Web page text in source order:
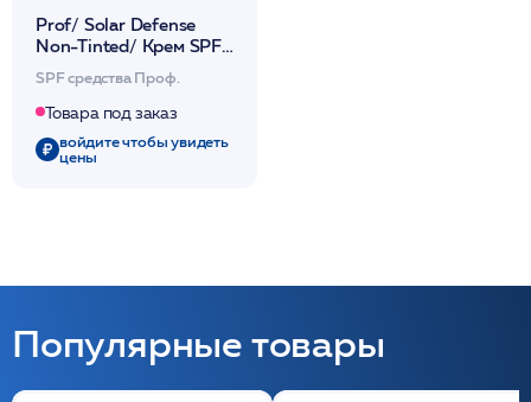
Prof/ Solar Defense
Non-Tinted/ Крем SPF
пробиотический
увлажняющий 50мл
SPF средства Проф.
Товара под заказ
войдите чтобы увидеть
цены
Популярные товары